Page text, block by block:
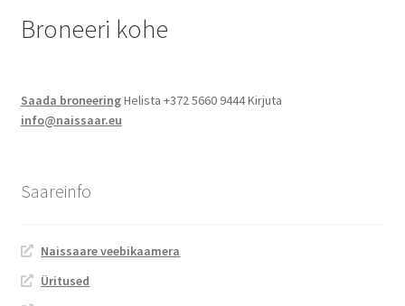
Majutus
Vagunelamu
Sadam
Broneeri kohe
Saada broneeringHelista +372 5660 9444 Kirjuta
info@naissaar.eu
Saareinfo
Naissaare veebikaamera
Üritused